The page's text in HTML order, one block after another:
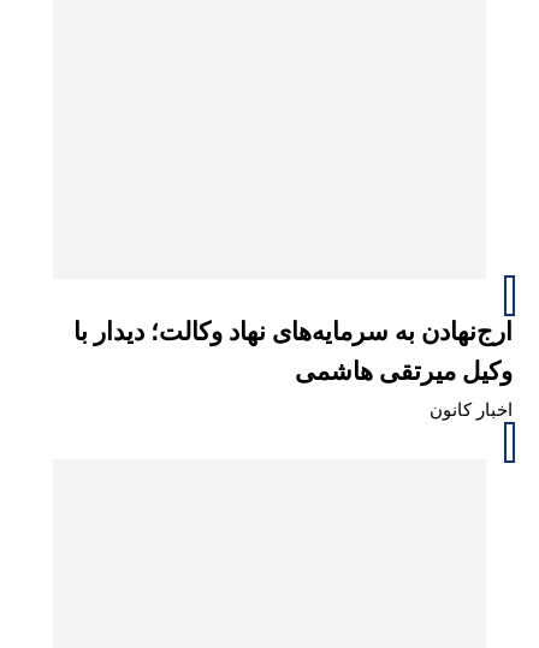
ارج‌نهادن به سرمایه‌های نهاد وکالت؛ دیدار با
وکیل میرتقی هاشمی
اخبار کانون